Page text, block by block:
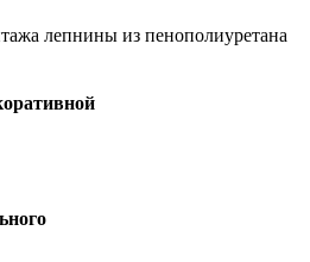
лепнины из пенополиуретана